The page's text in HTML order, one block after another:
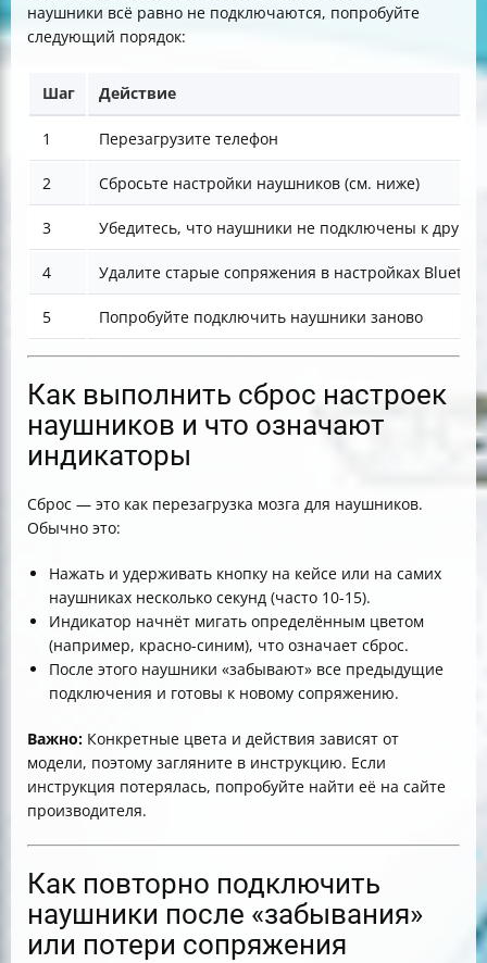
наушники всё равно не подключаются, попробуйте
следующий порядок:
Шаг Действие
1 Перезагрузите телефон
2 Сбросьте настройки наушников (см. ниже)
3 Убедитесь, что наушники не подключены к
4 Удалите старые сопряжения в настройках
5 Попробуйте подключить наушники заново
Как выполнить сброс настроек
наушников и что означают
индикаторы
Сброс — это как перезагрузка мозга для наушников.
Обычно это:
Нажать и удерживать кнопку на кейсе или на самих
наушниках несколько секунд (часто 10-15).
Индикатор начнёт мигать определённым цветом
(например, красно-синим), что означает сброс.
После этого наушники «забывают» все предыдущие
подключения и готовы к новому сопряжению.
Важно: Конкретные цвета и действия зависят от
модели, поэтому загляните в инструкцию. Если
инструкция потерялась, попробуйте найти её на сайте
производителя.
Как повторно подключить
наушники после «забывания»
или потери сопряжения